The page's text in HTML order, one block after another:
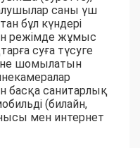
саны үш
бұл күндері
режімде жұмыс
суға түсуге
шомылатын
басқа санитарлық
(билайн,
мен интернет